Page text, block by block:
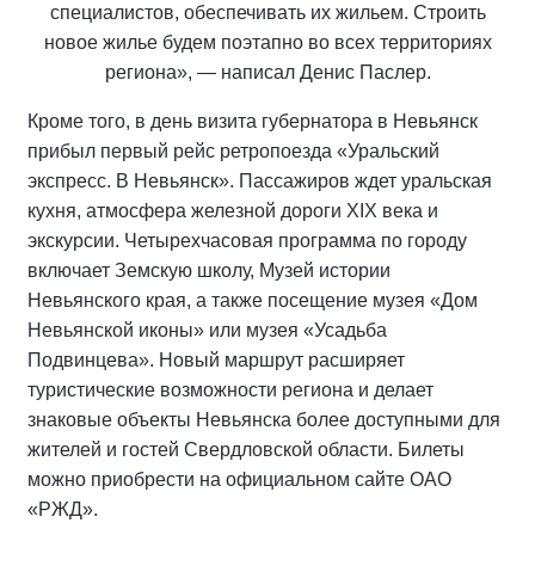
специалистов, обеспечивать их жильем. Строить
новое жилье будем поэтапно во всех территориях
региона», — написал Денис Паслер.
Кроме того, в день визита губернатора в Невьянск
прибыл первый рейс ретропоезда «Уральский
экспресс. В Невьянск». Пассажиров ждет уральская
кухня, атмосфера железной дороги XIX века и
экскурсии. Четырехчасовая программа по городу
включает Земскую школу, Музей истории
Невьянского края, а также посещение музея «Дом
Невьянской иконы» или музея «Усадьба
Подвинцева». Новый маршрут расширяет
туристические возможности региона и делает
знаковые объекты Невьянска более доступными для
жителей и гостей Свердловской области. Билеты
можно приобрести на официальном сайте ОАО
«РЖД».